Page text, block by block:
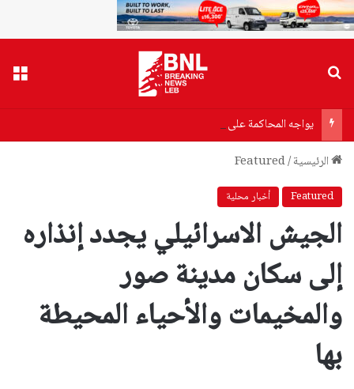
يواجه المحاكمة على خلفية ملف كورونا… من هو أنتوني فاوتشي؟
الرئيسية/
Featured
Featured أخبار محلية
الجيش الاسرائيلي يجدد إنذاره
إلى سكان مدينة صور
والمخيمات والأحياء المحيطة
بها